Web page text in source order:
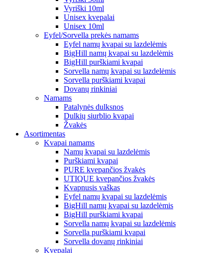
Vyriški 10ml
Unisex kvepalai
Unisex 10ml
Eyfel/Sorvella prekės namams
Eyfel namų kvapai su lazdelėmis
BigHill namų kvapai su lazdelėmis
BigHill purškiami kvapai
Sorvella namų kvapai su lazdelėmis
Sorvella purškiami kvapai
Dovanų rinkiniai
Namams
Patalynės dulksnos
Dulkių siurblio kvapai
Žvakės
Asortimentas
Kvapai namams
Namų kvapai su lazdelėmis
Purškiami kvapai
PURE kvepančios žvakės
UTIQUE kvepančios žvakės
Kvapnusis vaškas
Eyfel namų kvapai su lazdelėmis
BigHill namų kvapai su lazdelėmis
BigHill purškiami kvapai
Sorvella namų kvapai su lazdelėmis
Sorvella purškiami kvapai
Sorvella dovanų rinkiniai
Kvepalai